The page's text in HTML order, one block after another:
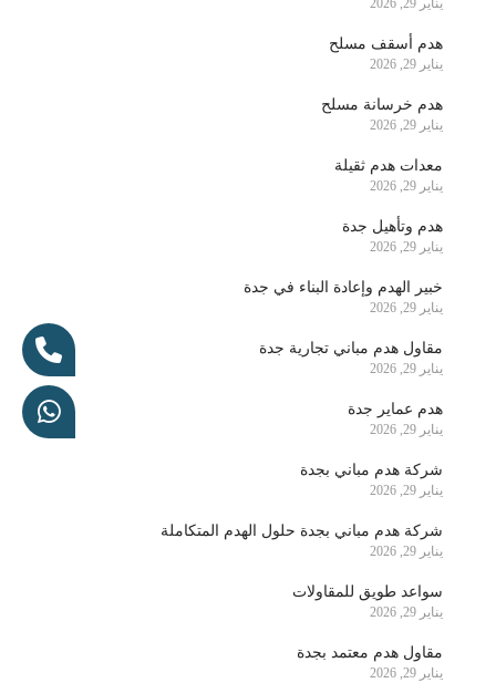
يناير 29, 2026
هدم أسقف مسلح
يناير 29, 2026
هدم خرسانة مسلح
يناير 29, 2026
معدات هدم ثقيلة
يناير 29, 2026
هدم وتأهيل جدة
يناير 29, 2026
خبير الهدم وإعادة البناء في جدة
يناير 29, 2026
مقاول هدم مباني تجارية جدة
يناير 29, 2026
هدم عماير جدة
يناير 29, 2026
شركة هدم مباني بجدة
يناير 29, 2026
شركة هدم مباني بجدة حلول الهدم المتكاملة
يناير 29, 2026
سواعد طويق للمقاولات
يناير 29, 2026
مقاول هدم معتمد بجدة
يناير 29, 2026